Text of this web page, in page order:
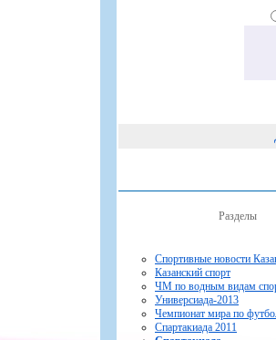
Разделы
Спортивные новости
Казанский спорт
ЧМ по водным видам
Универсиада-2013
Чемпионат мира по
Спартакиада 2011